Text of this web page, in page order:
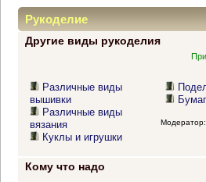
Рукоделие
Другие виды рукоделия
Различные виды
вышивки
Различные виды
вязания
Куклы и игрушки
Модератор:
Кому что надо